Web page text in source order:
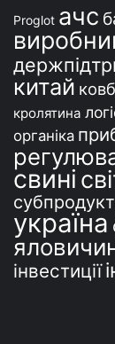
Proglot ачс
китай
кролятина
органіка
свині
україна
інвестиції